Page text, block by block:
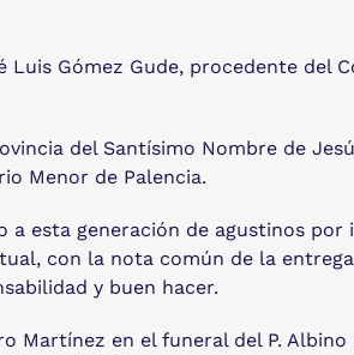
Gómez Gude, procedente del
del Santísimo Nombre de
Menor de Palencia.
esta generación de agustinos
con la nota común de la
y buen hacer.
Martínez en el funeral del P.